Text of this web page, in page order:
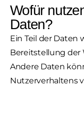
Wofür
Daten?
Ein Teil der Daten
Bereitstellung der
Andere Daten
Nutzerverhaltens